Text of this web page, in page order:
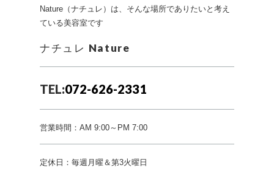
Nature（ナチュレ）は、そんな場所でありたいと考え
ている美容室です
ナチュレ Nature
TEL:072-626-2331
営業時間：AM 9:00～PM 7:00
定休日：毎週月曜＆第3火曜日